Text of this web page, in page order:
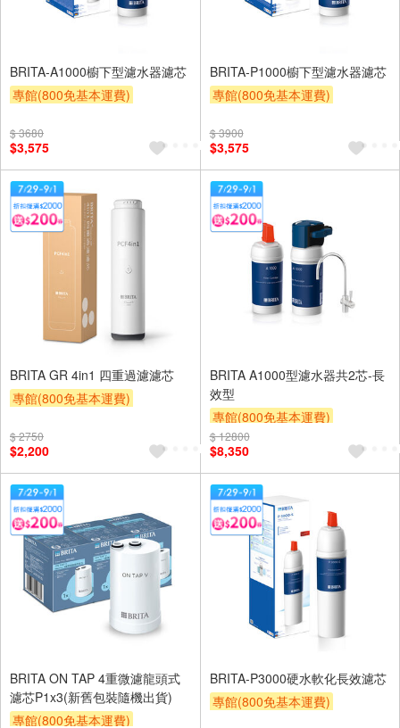
BRITA-A1000櫥下型濾水器濾芯
專館(800免基本運費)
$ 3680
$3,575
BRITA-P1000櫥下型濾水器濾芯
專館(800免基本運費)
$ 3900
$3,575
BRITA GR 4in1 四重過濾濾芯
專館(800免基本運費)
$ 2750
$2,200
BRITA A1000型濾水器共2芯-長
效型
專館(800免基本運費)
滿額9折
$ 12800
$8,350
BRITA ON TAP 4重微濾龍頭式
濾芯P1x3(新舊包裝隨機出貨)
專館(800免基本運費)
BRITA-P3000硬水軟化長效濾芯
專館(800免基本運費)